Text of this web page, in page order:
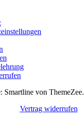
Smartline von ThemeZee.
Vertrag widerrufen